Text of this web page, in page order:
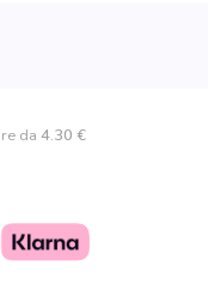
da 4.30 €